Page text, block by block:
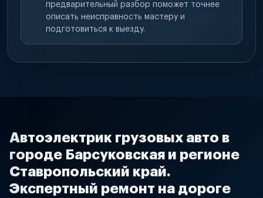
предварительный разбор поможет точнее
описать неисправность мастеру и
подготовиться к выезду.
Автоэлектрик грузовых авто в
городе Барсуковская и регионе
Ставропольский край.
Экспертный ремонт на дороге